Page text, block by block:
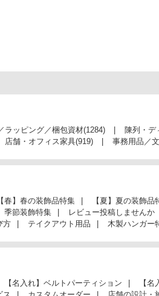
ラッピング／梱包資材(1284) 陳列・デ
店舗・オフィス家具(919) 事務用品／
【春】春の装飾品特集 【夏】夏の装飾品
季節装飾特集 レビュー投稿しませんか
方
テイクアウト用品 木製ハンガー
【名入れ】ベルトパーティション 【